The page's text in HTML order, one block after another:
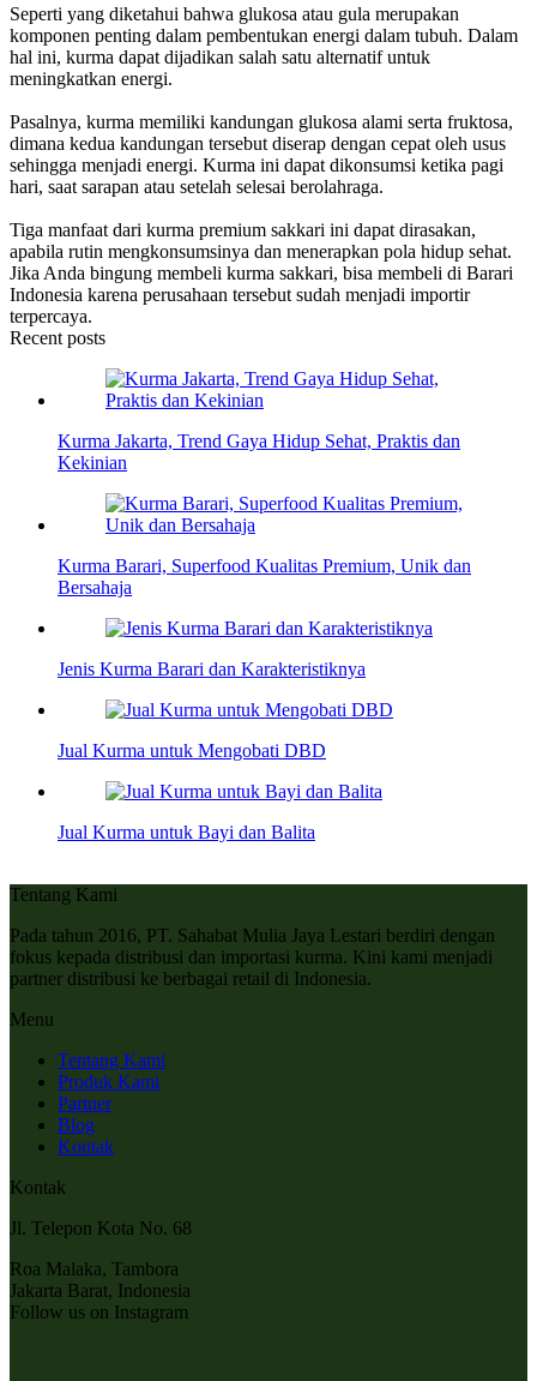
Seperti yang diketahui bahwa glukosa atau gula merupakan
komponen penting dalam pembentukan energi dalam tubuh. Dalam
hal ini, kurma dapat dijadikan salah satu alternatif untuk
meningkatkan energi.
Pasalnya, kurma memiliki kandungan glukosa alami serta fruktosa,
dimana kedua kandungan tersebut diserap dengan cepat oleh usus
sehingga menjadi energi. Kurma ini dapat dikonsumsi ketika pagi
hari, saat sarapan atau setelah selesai berolahraga.
Tiga manfaat dari kurma premium sakkari ini dapat dirasakan,
apabila rutin mengkonsumsinya dan menerapkan pola hidup sehat.
Jika Anda bingung membeli kurma sakkari, bisa membeli di Barari
Indonesia karena perusahaan tersebut sudah menjadi importir
terpercaya.
Recent posts
Kurma Jakarta, Trend Gaya Hidup Sehat, Praktis dan
Kekinian
Kurma Barari, Superfood Kualitas Premium, Unik dan
Bersahaja
Jenis Kurma Barari dan Karakteristiknya
Jual Kurma untuk Mengobati DBD
Jual Kurma untuk Bayi dan Balita
Tentang Kami
Pada tahun 2016, PT. Sahabat Mulia Jaya Lestari berdiri dengan
fokus kepada distribusi dan importasi kurma. Kini kami menjadi
partner distribusi ke berbagai retail di Indonesia.
Menu
Tentang Kami
Produk Kami
Partner
Blog
Kontak
Kontak
Jl. Telepon Kota No. 68
Roa Malaka, Tambora
Jakarta Barat, Indonesia
Follow us on Instagram